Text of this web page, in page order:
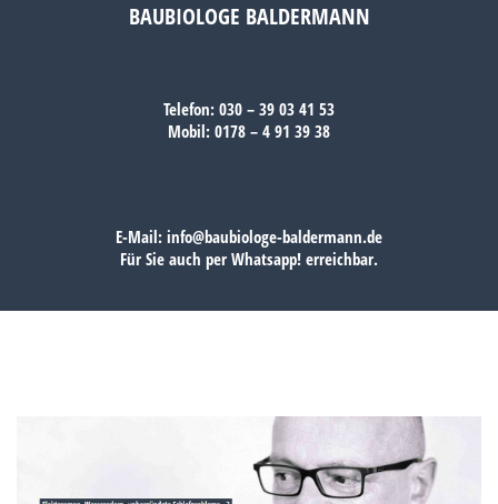
BAUBIOLOGE BALDERMANN
Telefon: 030 – 39 03 41 53
Mobil: 0178 – 4 91 39 38
E-Mail: info@baubiologe-baldermann.de
Für Sie auch per Whatsapp! erreichbar.